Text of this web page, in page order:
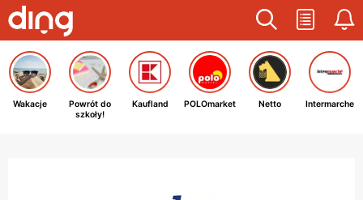
Wakacje
Powrót do
szkoły!
Kaufland POLOmarket Netto Intermarche